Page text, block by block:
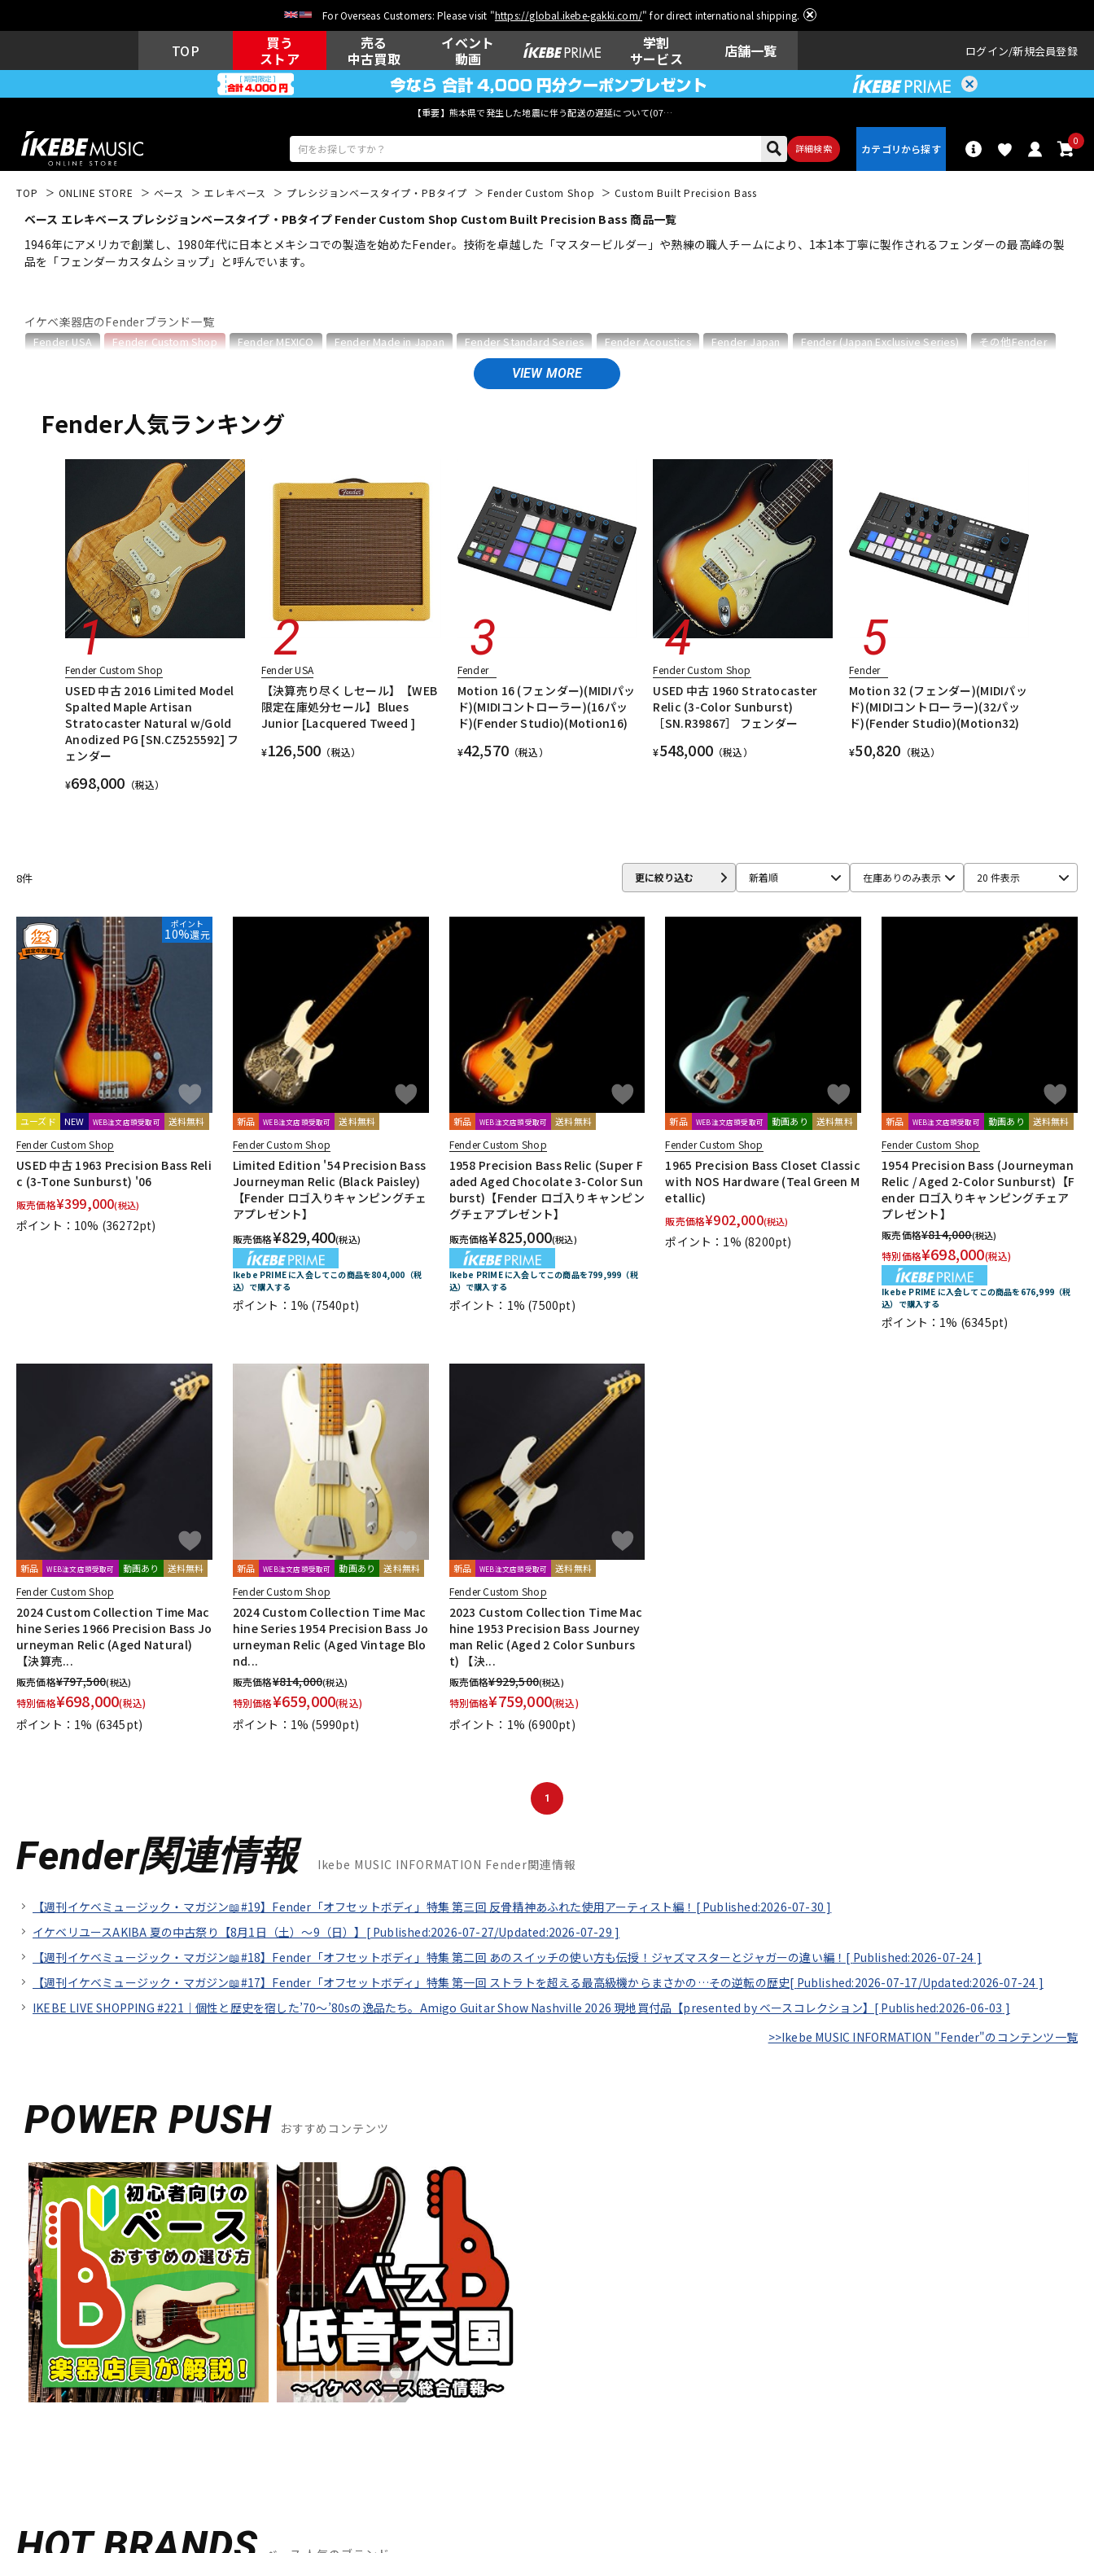
For Overseas Customers: Please visit "https://global.ikebe-gakki.com/" for direct international shipping.
TOP
買う
ストア
売る
中古買取
イベント
動画
学割
サービス
店舗一覧 ログイン 新規会員登録
【重要】熊本県で発生した地震に伴う配送の遅延について(07月29日
詳細検索
0
エレキギター アコギ/エレ
アコ ベース ウクレレ ン
DTM オンラ
イン納品
レコーディン
グ機器
中古
TOP ONLINE STORE ベース エレキベース プレシジョンベースタイプ・PBタイプ Fender Custom Shop Custom Built Precision Bass
ベース エレキベース プレシジョンベースタイプ・PBタイプ Fender Custom Shop Custom Built Precision Bass 商品一覧
1946年にアメリカで創業し、1980年代に日本とメキシコでの製造を始めたFender。技術を卓越した「マスタービルダー」や熟練の職人チームにより、1本1本丁寧に製作されるフェンダーの最高峰の製
品を「フェンダーカスタムショップ」と呼んでいます。
イケベ楽器店のFenderブランド一覧
Fender USA Fender Custom Shop Fender MEXICO Fender Made in Japan Fender Standard Series Fender Acoustics Fender Japan Fender (Japan Exclusive Series) その他Fender
エレキギター/テレキャスター・TLタイプ
エレキギター/ジャズマスタータイプ・JMタイプ
Fender人気ランキング
Fender Custom Shop
USED 中古 2016 Limited Model
Spalted Maple Artisan
Stratocaster Natural w/Gold
Anodized PG [SN.CZ525592] フ
ェンダー
¥698,000 （税込）
Fender USA
【決算売り尽くしセール】【WEB
限定在庫処分セール】Blues
Junior [Lacquered Tweed ]
¥126,500 （税込）
Fender
Motion 16 (フェンダー)(MIDIパッ
ド)(MIDIコントローラー)(16パッ
ド)(Fender Studio)(Motion16)
¥42,570 （税込）
Fender Custom Shop
USED 中古 1960 Stratocaster
Relic (3-Color Sunburst)
［SN.R39867］ フェンダー
¥548,000 （税込）
Fender
Motion 32 (フェンダー)(MIDIパッ
ド)(MIDIコントローラー)(32パッ
ド)(Fender Studio)(Motion32)
¥50,820 （税込）
8件 更に絞り込む 新着順 在庫ありのみ表示 20 件表示
ポイント
10%還元
ユーズド NEW WEB注文店頭受取可 送料無料
Fender Custom Shop
USED 中古 1963 Precision Bass Reli
c (3-Tone Sunburst) '06
販売価格¥399,000(税込)
ポイント：10% (36272pt)
新品 WEB注文店頭受取可 送料無料
Fender Custom Shop
Limited Edition '54 Precision Bass
Journeyman Relic (Black Paisley)
【Fender ロゴ入りキャンピングチェ
アプレゼント】
販売価格¥829,400(税込)
Ikebe PRIME に入会してこの商品を804,000（税
込）で購入する
ポイント：1% (7540pt)
新品 WEB注文店頭受取可 送料無料
Fender Custom Shop
1958 Precision Bass Relic (Super F
aded Aged Chocolate 3-Color Sun
burst)【Fender ロゴ入りキャンピン
グチェアプレゼント】
販売価格¥825,000(税込)
Ikebe PRIME に入会してこの商品を799,999（税
込）で購入する
ポイント：1% (7500pt)
新品 WEB注文店頭受取可 動画あり 送料無料
Fender Custom Shop
1965 Precision Bass Closet Classic
with NOS Hardware (Teal Green M
etallic)
販売価格¥902,000(税込)
ポイント：1% (8200pt)
新品 WEB注文店頭受取可 動画あり 送料無料
Fender Custom Shop
1954 Precision Bass (Journeyman
Relic / Aged 2-Color Sunburst)【F
ender ロゴ入りキャンピングチェア
プレゼント】
販売価格¥814,000(税込)
特別価格¥698,000(税込)
Ikebe PRIME に入会してこの商品を676,999（税
込）で購入する
ポイント：1% (6345pt)
新品 WEB注文店頭受取可 動画あり 送料無料
Fender Custom Shop
2024 Custom Collection Time Mac
hine Series 1966 Precision Bass Jo
urneyman Relic (Aged Natural)
【決算売...
販売価格¥797,500(税込)
特別価格¥698,000(税込)
ポイント：1% (6345pt)
新品 WEB注文店頭受取可 動画あり 送料無料
Fender Custom Shop
2024 Custom Collection Time Mac
hine Series 1954 Precision Bass Jo
urneyman Relic (Aged Vintage Blo
nd...
販売価格¥814,000(税込)
特別価格¥659,000(税込)
ポイント：1% (5990pt)
新品 WEB注文店頭受取可 送料無料
Fender Custom Shop
2023 Custom Collection Time Mac
hine 1953 Precision Bass Journey
man Relic (Aged 2 Color Sunburs
t) 【決...
販売価格¥929,500(税込)
特別価格¥759,000(税込)
ポイント：1% (6900pt)
1
Fender関連情報 Ikebe MUSIC INFORMATION Fender関連情報
【週刊イケベミュージック・マガジン📖#19】Fender「オフセットボディ」特集 第三回 反骨精神あふれた使用アーティスト編！[ Published:2026-07-30 ]
イケベリユースAKIBA 夏の中古祭り【8月1日（土）～9（日）】[ Published:2026-07-27/Updated:2026-07-29 ]
【週刊イケベミュージック・マガジン📖#18】Fender「オフセットボディ」特集 第二回 あのスイッチの使い方も伝授！ジャズマスターとジャガーの違い編！[ Published:2026-07-24 ]
【週刊イケベミュージック・マガジン📖#17】Fender「オフセットボディ」特集 第一回 ストラトを超える最高級機からまさかの…その逆転の歴史[ Published:2026-07-17/Updated:2026-07-24 ]
IKEBE LIVE SHOPPING #221｜個性と歴史を宿した’70～’80sの逸品たち。Amigo Guitar Show Nashville 2026 現地買付品【presented by ベースコレクション】[ Published:2026-06-03 ]
>>Ikebe MUSIC INFORMATION "Fender"のコンテンツ一覧
POWER PUSH おすすめコンテンツ